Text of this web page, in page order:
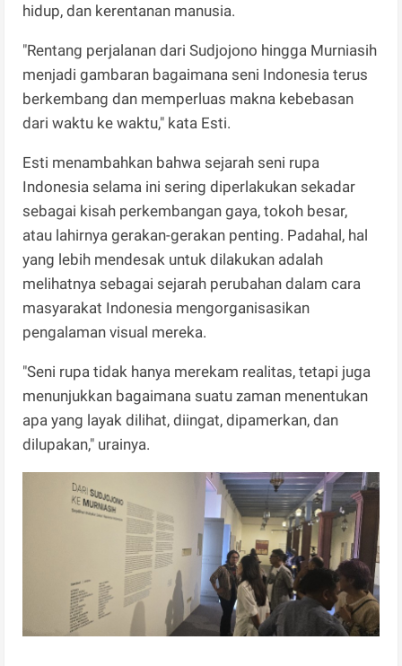
hidup, dan kerentanan manusia.
​"Rentang perjalanan dari Sudjojono hingga Murniasih
menjadi gambaran bagaimana seni Indonesia terus
berkembang dan memperluas makna kebebasan
dari waktu ke waktu," kata Esti.
​Esti menambahkan bahwa sejarah seni rupa
Indonesia selama ini sering diperlakukan sekadar
sebagai kisah perkembangan gaya, tokoh besar,
atau lahirnya gerakan-gerakan penting. Padahal, hal
yang lebih mendesak untuk dilakukan adalah
melihatnya sebagai sejarah perubahan dalam cara
masyarakat Indonesia mengorganisasikan
pengalaman visual mereka.
​"Seni rupa tidak hanya merekam realitas, tetapi juga
menunjukkan bagaimana suatu zaman menentukan
apa yang layak dilihat, diingat, dipamerkan, dan
dilupakan," urainya.